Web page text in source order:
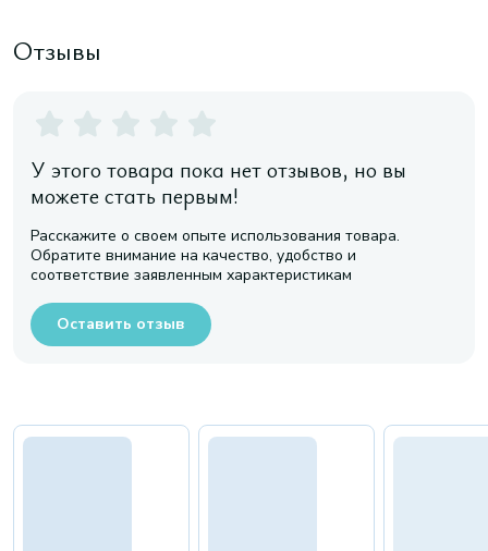
Отзывы
У этого товара пока нет отзывов, но вы
можете стать первым!
Расскажите о своем опыте использования товара.
Обратите внимание на качество, удобство и
соответствие заявленным характеристикам
Оставить отзыв